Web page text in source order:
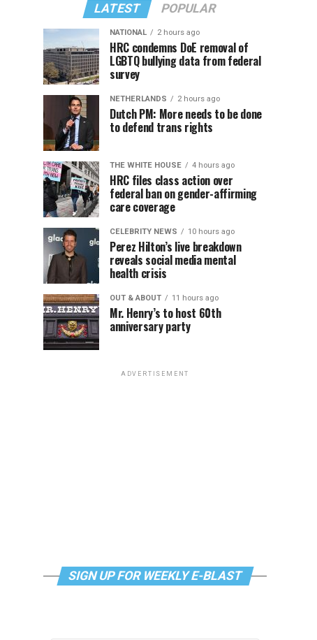
LATEST POPULAR
NATIONAL 2 hours ago
HRC condemns DoE removal of
LGBTQ bullying data from federal
survey
NETHERLANDS 2 hours ago
Dutch PM: More needs to be done
to defend trans rights
THE WHITE HOUSE 4 hours ago
HRC files class action over
federal ban on gender-affirming
care coverage
CELEBRITY NEWS 10 hours ago
Perez Hilton’s live breakdown
reveals social media mental
health crisis
OUT & ABOUT 11 hours ago
Mr. Henry’s to host 60th
anniversary party
ADVERTISEMENT
SIGN UP FOR WEEKLY E-BLAST